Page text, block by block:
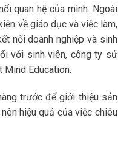
quan hệ của mình. Ngoài
về giáo dục và việc làm,
nối doanh nghiệp và sinh
với sinh viên, công ty sử
Mind Education.
trước để giới thiệu sản
hiệu quả của việc chiêu